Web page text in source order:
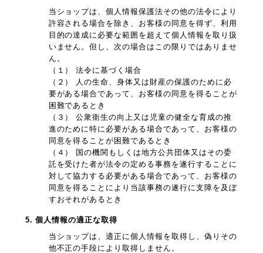
当ショップは、個人情報保護法その他の法令により
許容される場合を除き、お客様の同意を得ず、利用
目的の達成に必要な範囲を超えて個人情報を取り扱
いません。但し、次の場合はこの限りではありませ
ん。
（１） 法令に基づく場合
（２） 人の生命、身体又は財産の保護のために必
要がある場合であって、お客様の同意を得ることが
困難であるとき
（３） 公衆衛生の向上又は児童の健全な育成の推
進のために特に必要がある場合であって、お客様の
同意を得ることが困難であるとき
（４） 国の機関もしくは地方公共団体又はその委
託を受けた者が法令の定める事務を遂行することに
対して協力する必要がある場合であって、お客様の
同意を得ることにより当該事務の遂行に支障を及ぼ
すおそれがあるとき
5. 個人情報の適正な取得
当ショップは、適正に個人情報を取得し、偽りその
他不正の手段により取得しません。